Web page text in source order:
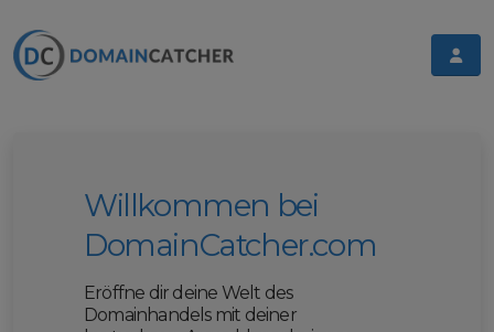
Willkommen bei
DomainCatcher.com
Eröffne dir deine Welt des
Domainhandels mit deiner